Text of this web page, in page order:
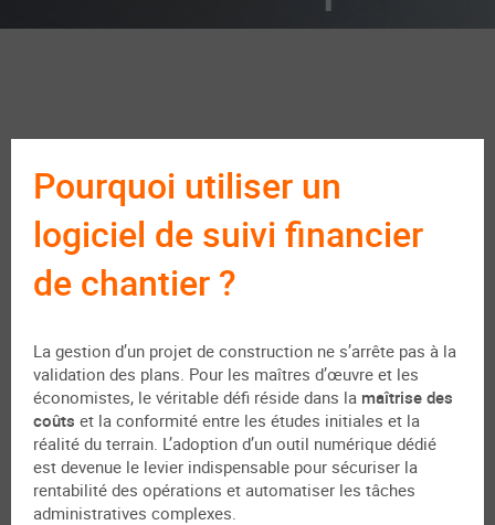
Pourquoi utiliser un
logiciel de suivi financier
de chantier ?
La gestion d’un projet de construction ne s’arrête pas à la
validation des plans. Pour les maîtres d’œuvre et les
économistes, le véritable défi réside dans la maîtrise des
coûts et la conformité entre les études initiales et la
réalité du terrain. L’adoption d’un outil numérique dédié
est devenue le levier indispensable pour sécuriser la
rentabilité des opérations et automatiser les tâches
administratives complexes.